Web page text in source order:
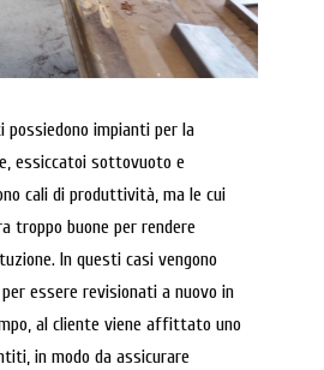
impianti per la
essiccatoi sottovuoto e
cali di produttività, ma le cui
troppo buone per rendere
In questi casi vengono
essere revisionati a nuovo in
al cliente viene affittato uno
in modo da assicurare